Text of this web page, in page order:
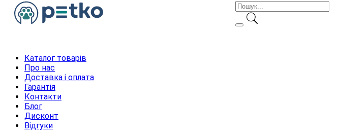
Каталог товарів
Про нас
Доставка і оплата
Гарантія
Контакти
Блог
Дисконт
Відгуки